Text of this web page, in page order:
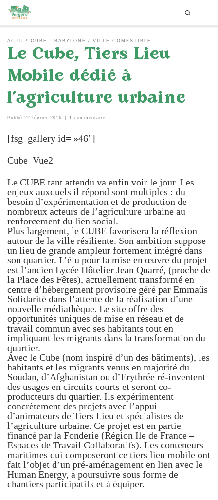
Passer au contenu
Search
ACTU CUBE - BABYLONE VILLE COMESTIBLE
Le Cube, Tiers Lieu
Mobile dédié à
l’agriculture urbaine
Publié 22 février 2016 1 commentaire
[fsg_gallery id= »46″]
Cube_Vue2
Le CUBE tant attendu va enfin voir le jour. Les
enjeux auxquels il répond sont multiples : du
besoin d’expérimentation et de production de
nombreux acteurs de l’agriculture urbaine au
renforcement du lien social.
Plus largement, le CUBE favorisera la réflexion
autour de la ville résiliente. Son ambition suppose
un lieu de grande ampleur fortement intégré dans
son quartier. L’élu pour la mise en œuvre du projet
est l’ancien Lycée Hôtelier Jean Quarré, (proche de
la Place des Fêtes), actuellement transformé en
centre d’hébergement provisoire géré par Emmaüs
Solidarité dans l’attente de la réalisation d’une
nouvelle médiathèque. Le site offre des
opportunités uniques de mise en réseau et de
travail commun avec ses habitants tout en
impliquant les migrants dans la transformation du
quartier.
Avec le Cube (nom inspiré d’un des bâtiments), les
habitants et les migrants venus en majorité du
Soudan, d’Afghanistan ou d’Erythrée ré-inventent
des usages en circuits courts et seront co-
producteurs du quartier. Ils expérimentent
concrètement des projets avec l’appui
d’animateurs de Tiers Lieu et spécialistes de
l’agriculture urbaine. Ce projet est en partie
financé par la Fonderie (Région Ile de France –
Espaces de Travail Collaboratifs). Les conteneurs
maritimes qui composeront ce tiers lieu mobile ont
fait l’objet d’un pré-aménagement en lien avec le
Human Energy, à poursuivre sous forme de
chantiers participatifs et à équiper.